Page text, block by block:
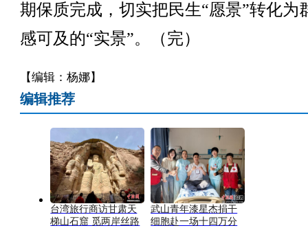
期保质完成，切实把民生“愿景”转化为
感可及的“实景”。（完）
【编辑：杨娜】
编辑推荐
台湾旅行商访甘肃天
梯山石窟 觅两岸丝路
武山青年漆星杰捐干
细胞赴一场十四万分